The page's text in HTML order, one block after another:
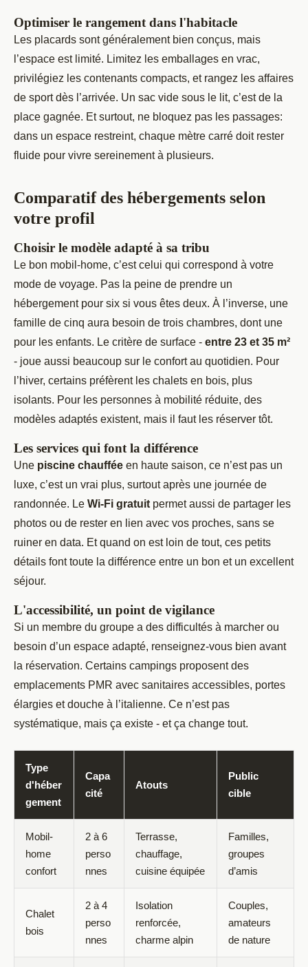
Optimiser le rangement dans l'habitacle
Les placards sont généralement bien conçus, mais
l’espace est limité. Limitez les emballages en vrac,
privilégiez les contenants compacts, et rangez les affaires
de sport dès l’arrivée. Un sac vide sous le lit, c’est de la
place gagnée. Et surtout, ne bloquez pas les passages:
dans un espace restreint, chaque mètre carré doit rester
fluide pour vivre sereinement à plusieurs.
Comparatif des hébergements selon
votre profil
Choisir le modèle adapté à sa tribu
Le bon mobil-home, c’est celui qui correspond à votre
mode de voyage. Pas la peine de prendre un
hébergement pour six si vous êtes deux. À l’inverse, une
famille de cinq aura besoin de trois chambres, dont une
pour les enfants. Le critère de surface - entre 23 et 35 m²
- joue aussi beaucoup sur le confort au quotidien. Pour
l’hiver, certains préfèrent les chalets en bois, plus
isolants. Pour les personnes à mobilité réduite, des
modèles adaptés existent, mais il faut les réserver tôt.
Les services qui font la différence
Une piscine chauffée en haute saison, ce n’est pas un
luxe, c’est un vrai plus, surtout après une journée de
randonnée. Le Wi-Fi gratuit permet aussi de partager les
photos ou de rester en lien avec vos proches, sans se
ruiner en data. Et quand on est loin de tout, ces petits
détails font toute la différence entre un bon et un excellent
séjour.
L'accessibilité, un point de vigilance
Si un membre du groupe a des difficultés à marcher ou
besoin d’un espace adapté, renseignez-vous bien avant
la réservation. Certains campings proposent des
emplacements PMR avec sanitaires accessibles, portes
élargies et douche à l’italienne. Ce n’est pas
systématique, mais ça existe - et ça change tout.
Type
d'héber
gement
Capa
cité
Atouts
Public
cible
Mobil-
home
confort
2 à 6
perso
nnes
Terrasse,
chauffage,
cuisine équipée
Familles,
groupes
d’amis
Chalet
bois
2 à 4
perso
nnes
Isolation
renforcée,
charme alpin
Couples,
amateurs
de nature